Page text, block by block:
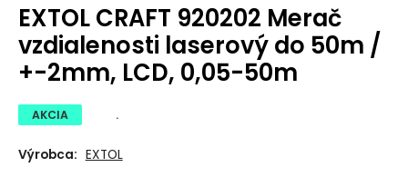
EXTOL CRAFT 920202 Merač
vzdialenosti laserový do 50m /
+-2mm, LCD, 0,05-50m
AKCIA .
Výrobca: EXTOL